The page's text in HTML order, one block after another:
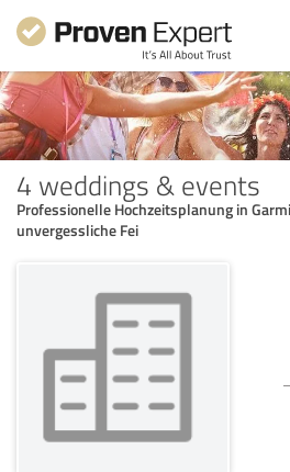
4 weddings & events
Professionelle Hochzeitsplanung in
unvergessliche Fei